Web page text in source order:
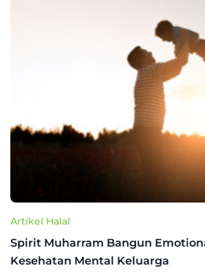
Artikel Halal
Spirit Muharram Bangun
Kesehatan Mental Keluarga